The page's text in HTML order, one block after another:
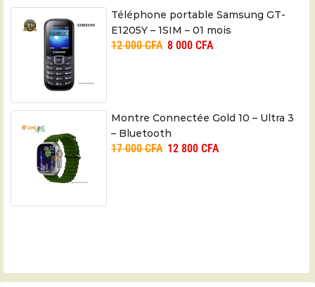
Téléphone portable Samsung GT-
E1205Y – 1SIM – 01 mois
12 000CFA 8 000 CFA
Montre Connectée Gold 10 – Ultra 3
– Bluetooth
17 000CFA 12 800 CFA